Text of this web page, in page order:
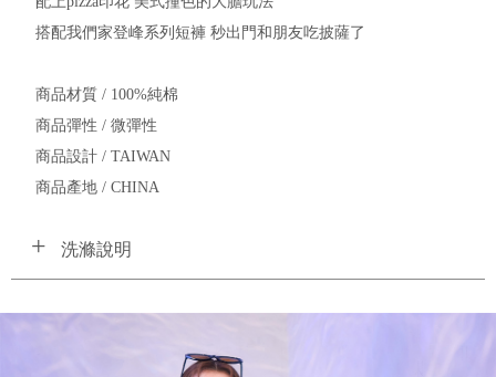
搭配我們家登峰系列短褲 秒出門和朋友吃披薩了
商品材質 / 100%純棉
商品彈性 / 微彈性
商品設計 / TAIWAN
商品產地 / CHINA
洗滌說明